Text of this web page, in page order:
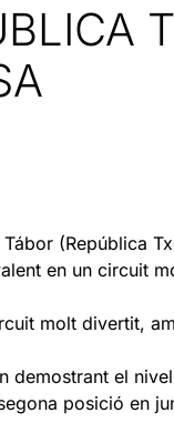
(República
en un circuit
molt divertit,
demostrant el
posició en